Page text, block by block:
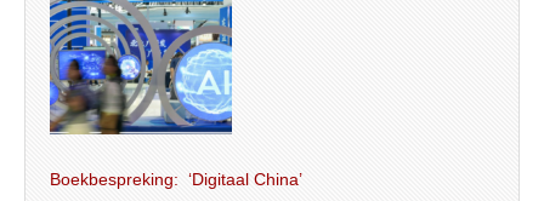
Boekbespreking: ‘Digitaal China’